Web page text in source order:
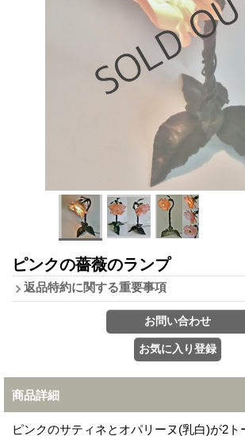
ピンクの薔薇のランプ
返品特約に関する重要事項
商品詳細
ピンクのサティネとオパリーヌ(乳白)が2ト